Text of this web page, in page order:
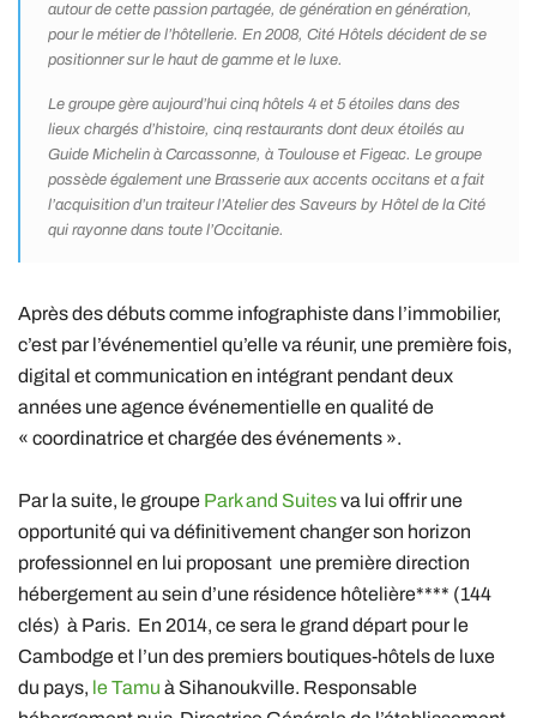
autour de cette passion partagée, de génération en génération,
pour le métier de l’hôtellerie. En 2008, Cité Hôtels décident de se
positionner sur le haut de gamme et le luxe.
Le groupe gère aujourd’hui cinq hôtels 4 et 5 étoiles dans des
lieux chargés d’histoire, cinq restaurants dont deux étoilés au
Guide Michelin à Carcassonne, à Toulouse et Figeac. Le groupe
possède également une Brasserie aux accents occitans et a fait
l’acquisition d’un traiteur l’Atelier des Saveurs by Hôtel de la Cité
qui rayonne dans toute l’Occitanie.
Après des débuts comme infographiste dans l’immobilier,
c’est par l’événementiel qu’elle va réunir, une première fois,
digital et communication en intégrant pendant deux
années une agence événementielle en qualité de
« coordinatrice et chargée des événements ».
Par la suite, le groupe Park and Suitesva lui offrir une
opportunité qui va définitivement changer son horizon
professionnel en lui proposant une première direction
hébergement au sein d’une résidence hôtelière**** (144
clés) à Paris. En 2014, ce sera le grand départ pour le
Cambodge et l’un des premiers boutiques-hôtels de luxe
du pays, le Tamu à Sihanoukville. Responsable